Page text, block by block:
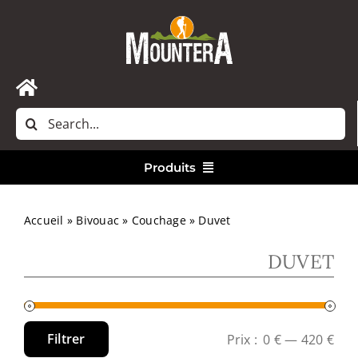
Toggle
Navigation
Accueil
Rechercher:
Produits
Accueil » Bivouac » Couchage» Duvet
DUVET
Prix
Prix Filtrer Prix : 0 €— 420 €